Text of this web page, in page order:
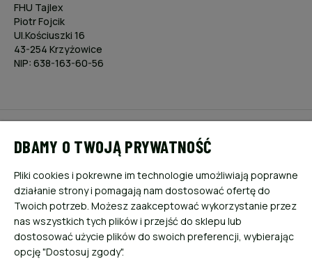
FHU Tajlex
Piotr Fojcik
Ul.Kościuszki 16
43-254 Krzyżowice
NIP: 638-163-60-56
PŁATNOŚCI I DOSTAWA
INFORMACJE
DBAMY O TWOJĄ PRYWATNOŚĆ
Pliki cookies i pokrewne im technologie umożliwiają poprawne
działanie strony i pomagają nam dostosować ofertę do
Twoich potrzeb. Możesz zaakceptować wykorzystanie przez
nas wszystkich tych plików i przejść do sklepu lub
dostosować użycie plików do swoich preferencji, wybierając
opcję "Dostosuj zgody".